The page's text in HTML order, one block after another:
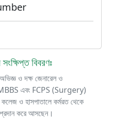
বিবরণঃ
ও দক্ষ জেনারেল ও
MBBS এবং FCPS (Surgery)
কলেজ ও হাসপাতালে কর্মরত থেকে
প্রদান করে আসছেন।